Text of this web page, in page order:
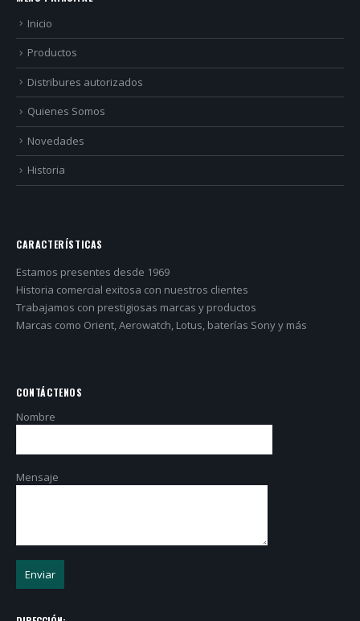
Inicio
Productos
Distribures autorizados
Quienes Somos
Novedades
Historia
CARACTERÍSTICAS
Estamos presentes desde 1969
Historia comercial exitosa con nuestros clientes
Trabajamos con prestigiosas marcas y productos
Marcas como Orient, Aerowatch, Lotus, baterías Sony y más
CONTÁCTENOS
Nombre
Mensaje